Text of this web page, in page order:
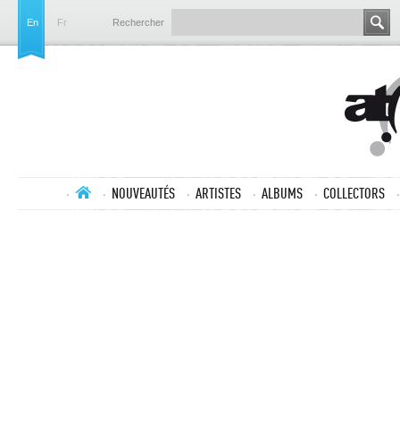
En Fr Rechercher
NOUVEAUTÉS ARTISTES ALBUMS COLLECTORS